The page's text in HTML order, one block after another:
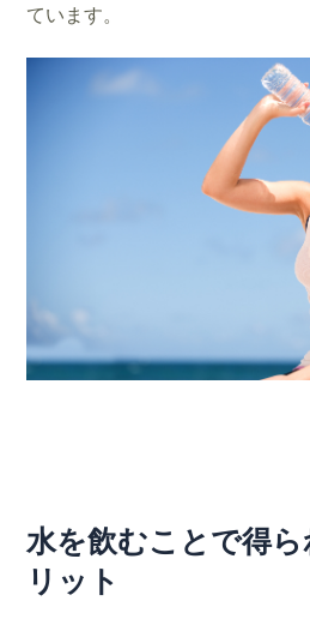
ています。
水を飲むことで得
リット